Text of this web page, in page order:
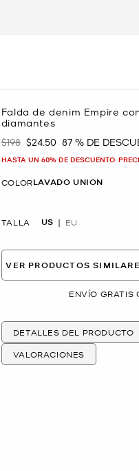
Falda de denim Empire
diamantes
Era
$198 Ahora
$24.50 87 % DE
HASTA UN 60% DE DESCUENTO.
COLORLAVADO UNION
TALLA US EU
VER PRODUCTOS
ENVÍO GRATIS
DETALLES DEL PRODUCTO
VALORACIONES